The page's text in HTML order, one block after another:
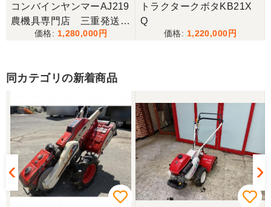
うございました。
山梨県／じん
整備された中古のバインダーを探していて、金額も
だいたい予算内だったのですぐに決めました！ それ
から陸送が可能という所も大きな決め手で、良い買
い物が出来たと非常に満足しております。
コンバインヤンマーAJ219
農機具専門店 三重発送整
備済み
1,280,000
トラクタークボタKB21X
Q
1,220,000
同カテゴリの新着商品